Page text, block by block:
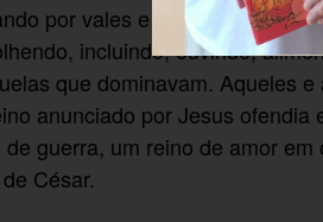
por vales e montes,
incluindo, ouvindo,
que dominavam. Aqueles
anunciado por Jesus ofendia
guerra, um reino de amor
César.